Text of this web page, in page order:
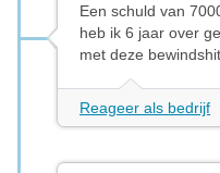
Een schuld van
heb ik 6 jaar over
met deze
Reageer als bedrijf